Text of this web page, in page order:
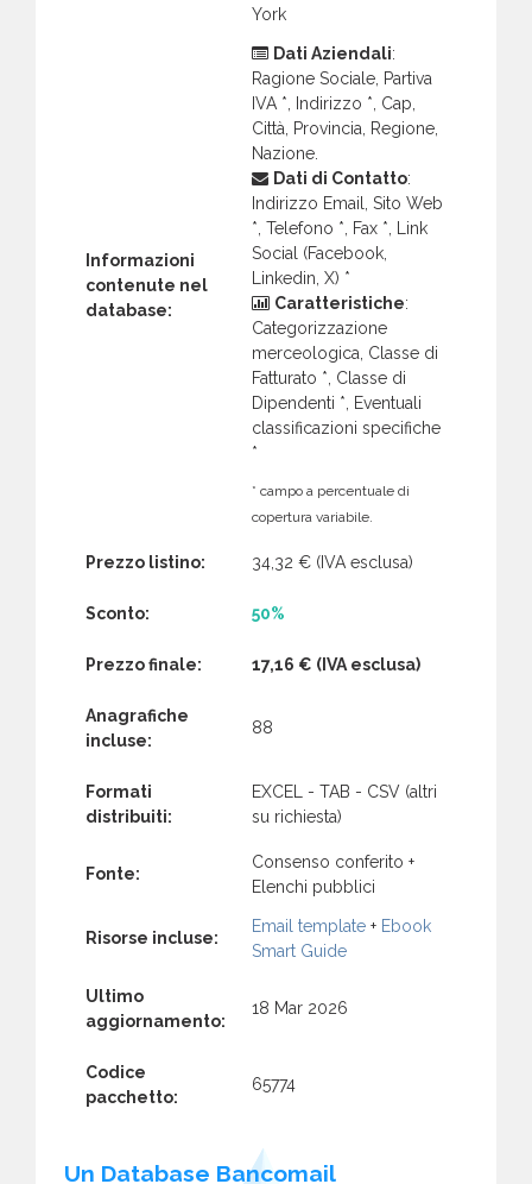
York
Informazioni
contenute nel
database:
Dati Aziendali:
Ragione Sociale, Partiva
IVA *, Indirizzo *, Cap,
Città, Provincia, Regione,
Nazione.
Dati di Contatto:
Indirizzo Email, Sito Web
*, Telefono *, Fax *, Link
Social (Facebook,
Linkedin, X) *
Caratteristiche:
Categorizzazione
merceologica, Classe di
Fatturato *, Classe di
Dipendenti *, Eventuali
classificazioni specifiche
*
* campo a percentuale di
copertura variabile.
Prezzo listino: 34,32 € (IVA esclusa)
Sconto: 50%
Prezzo finale: 17,16 € (IVA esclusa)
Anagrafiche
incluse:
88
Formati
distribuiti:
EXCEL - TAB - CSV (altri
su richiesta)
Fonte:
Consenso conferito +
Elenchi pubblici
Risorse incluse:
Email template + Ebook
Smart Guide
Ultimo
aggiornamento:
18 Mar 2026
Codice
pacchetto:
65774
Un Database Bancomail